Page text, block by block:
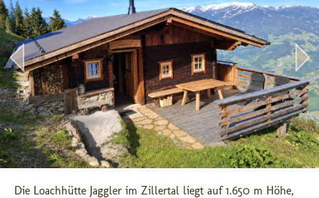
Die Loachhütte Jaggler im Zillertal liegt auf 1.650 m Höhe,